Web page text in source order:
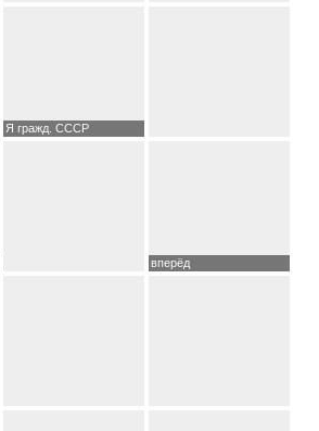
Я гражд. СССР
вперёд